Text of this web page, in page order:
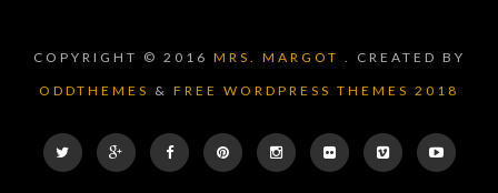
COPYRIGHT © 2016 MRS. MARGOT .
CREATED BY
ODDTHEMES & FREE WORDPRESS THEMES 2018